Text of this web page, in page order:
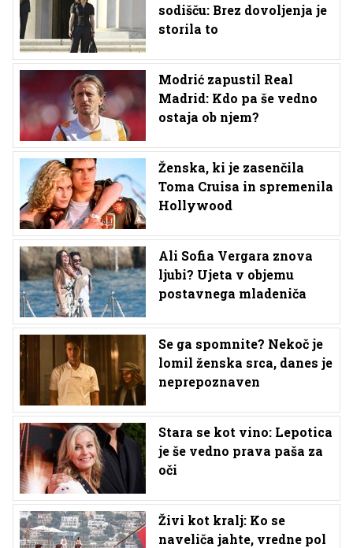
sodišču: Brez dovoljenja je
storila to
Modrić zapustil Real
Madrid: Kdo pa še vedno
ostaja ob njem?
Ženska, ki je zasenčila
Toma Cruisa in spremenila
Hollywood
Ali Sofia Vergara znova
ljubi? Ujeta v objemu
postavnega mladeniča
Se ga spomnite? Nekoč je
lomil ženska srca, danes je
neprepoznaven
Stara se kot vino: Lepotica
je še vedno prava paša za
oči
Živi kot kralj: Ko se
naveliča jahte, vredne pol